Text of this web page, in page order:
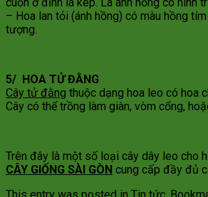
cuốn ở đỉnh lá kép. Lá ánh hồng có hình
– Hoa lan tỏi (ánh hồng) có màu hồng
tượng.
5/ HOA TỬ ĐẰNG
Cây tử đằng thuộc dạng hoa leo có hoa
Cây có thể trồng làm giàn, vòm cổng,
Trên đây là một số loại cây dây leo cho
CÂY GIỐNG SÀI GÒN cung cấp đầy đủ